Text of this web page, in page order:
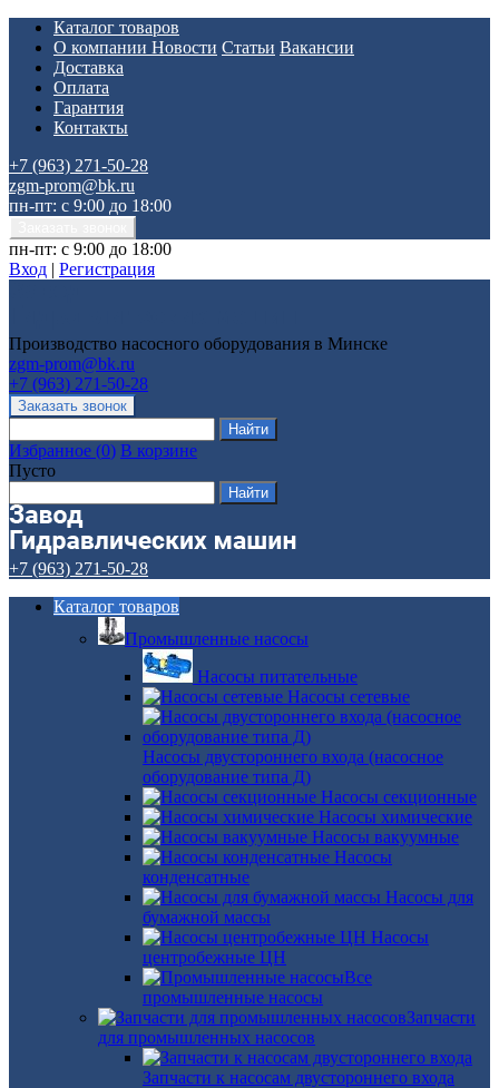
Каталог товаров
О компании Новости Статьи Вакансии
Доставка
Оплата
Гарантия
Контакты
+7 (963) 271-50-28
zgm-prom@bk.ru
пн-пт: с 9:00 до 18:00
пн-пт: с 9:00 до 18:00
Вход | Регистрация
Производство насосного оборудования в Минске
zgm-prom@bk.ru
+7 (963) 271-50-28
Избранное (0) В корзине
Пусто
+7 (963) 271-50-28
Каталог товаров
Промышленные насосы
Насосы питательные
Насосы сетевые
Насосы двустороннего входа (насосное
оборудование типа Д)
Насосы секционные
Насосы химические
Насосы вакуумные
Насосы
конденсатные
Насосы для
бумажной массы
Насосы
центробежные ЦН
Все
промышленные насосы
Запчасти
для промышленных насосов
Запчасти к насосам двустороннего входа